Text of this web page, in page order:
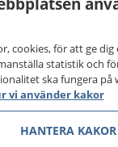
råd om hälsa
mottagningar
din journal och
telefonnummer
dygnet runt.
du vill må
cookies, för att ge
statistik och
ska fungera på
vi använder kakor
HANTERA KAKOR